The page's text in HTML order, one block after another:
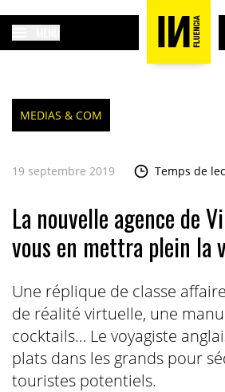
MEDIAS & COM
19 septembre 2019 Temps de
La nouvelle agence de
vous en mettra plein la
Une réplique de classe
de réalité virtuelle, une
cocktails… Le voyagiste
plats dans les grands pour
touristes potentiels.